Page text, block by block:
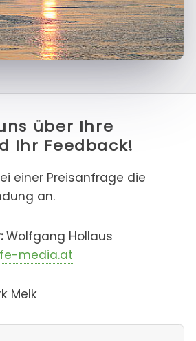
über Ihre
Ihr Feedback!
einer Preisanfrage die
an.
Wolfgang Hollaus
media.at
Melk